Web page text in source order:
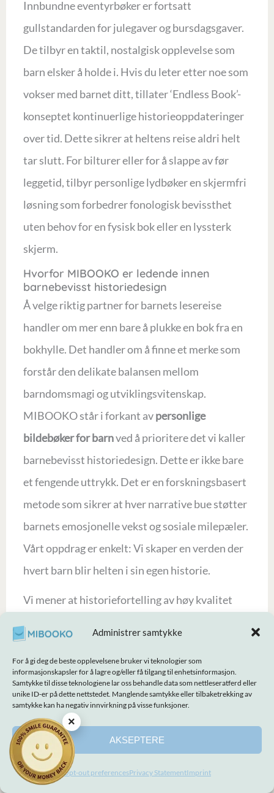
Administrer samtykke
For å gi deg de beste opplevelsene bruker vi teknologier som
informasjonskapsler for å lagre og/eller få tilgang til enhetsinformasjon.
Samtykke til disse teknologiene lar oss behandle data som nettleseratferd eller
unike ID-er på dette nettstedet. Manglende samtykke eller tilbaketrekking av
samtykke kan ha negativ innvirkning på visse funksjoner.
AKSEPTERE
Opt-out preferencesPrivacy StatementImprint
Innbundne eventyrbøker er fortsatt
gullstandarden for julegaver og bursdagsgaver.
De tilbyr en taktil, nostalgisk opplevelse som
barn elsker å holde i. Hvis du leter etter noe som
vokser med barnet ditt, tillater ‘Endless Book’-
konseptet kontinuerlige historieoppdateringer
over tid. Dette sikrer at heltens reise aldri helt
tar slutt. For bilturer eller for å slappe av før
leggetid, tilbyr personlige lydbøker en skjermfri
løsning som forbedrer fonologisk bevissthet
uten behov for en fysisk bok eller en lyssterk
skjerm.
Hvorfor MIBOOKO er ledende innen
barnebevisst historiedesign
Å velge riktig partner for barnets lesereise
handler om mer enn bare å plukke en bok fra en
bokhylle. Det handler om å finne et merke som
forstår den delikate balansen mellom
barndomsmagi og utviklingsvitenskap.
MIBOOKO står i forkant avpersonlige
bildebøker for barnved å prioritere det vi kaller
barnebevisst historiedesign. Dette er ikke bare
et fengende uttrykk. Det er en forskningsbasert
metode som sikrer at hver narrative bue støtter
barnets emosjonelle vekst og sosiale milepæler.
Vårt oppdrag er enkelt: Vi skaper en verden der
hvert barn blir helten i sin egen historie.
Vi mener at historiefortelling av høy kvalitet
digitale e-bokbestillinger dekkes av
MIBOOKOS publiserte 100% Smile Guarantee-
vilkår. Hvis det er et problem med din
kvalifiserte digitale e-bokbestilling, kan
MIBOOKOS kundestøtte gjennomgå den i
henhold til de publiserte garantivilkårene. Ved å
kombinere premiummaterialer med
×